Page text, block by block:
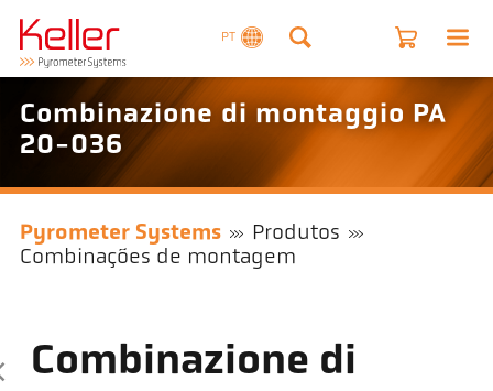
PT
Combinazione di montaggio PA
20-036
Pyrometer Systems
Produtos
Combinações de montagem
Combinazione di